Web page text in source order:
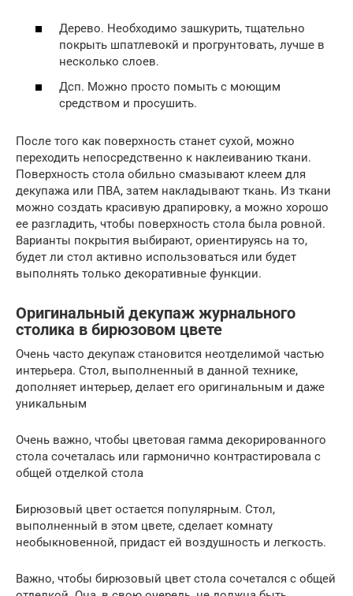
Дерево. Необходимо зашкурить, тщательно
покрыть шпатлевокй и прогрунтовать, лучше в
несколько слоев.
Дсп. Можно просто помыть с моющим
средством и просушить.
После того как поверхность станет сухой, можно
переходить непосредственно к наклеиванию ткани.
Поверхность стола обильно смазывают клеем для
декупажа или ПВА, затем накладывают ткань. Из ткани
можно создать красивую драпировку, а можно хорошо
ее разгладить, чтобы поверхность стола была ровной.
Варианты покрытия выбирают, ориентируясь на то,
будет ли стол активно использоваться или будет
выполнять только декоративные функции.
Оригинальный декупаж журнального
столика в бирюзовом цвете
Очень часто декупаж становится неотделимой частью
интерьера. Стол, выполненный в данной технике,
дополняет интерьер, делает его оригинальным и даже
уникальным
Очень важно, чтобы цветовая гамма декорированного
стола сочеталась или гармонично контрастировала с
общей отделкой стола
Бирюзовый цвет остается популярным. Стол,
выполненный в этом цвете, сделает комнату
необыкновенной, придаст ей воздушность и легкость.
Важно, чтобы бирюзовый цвет стола сочетался с общей